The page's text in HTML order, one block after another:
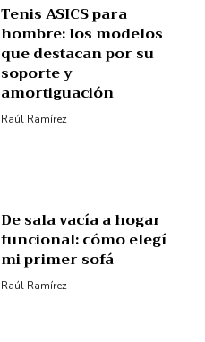
Tenis ASICS para
hombre: los modelos
que destacan por su
soporte y
amortiguación
Raúl Ramírez
De sala vacía a hogar
funcional: cómo elegí
mi primer sofá
Raúl Ramírez